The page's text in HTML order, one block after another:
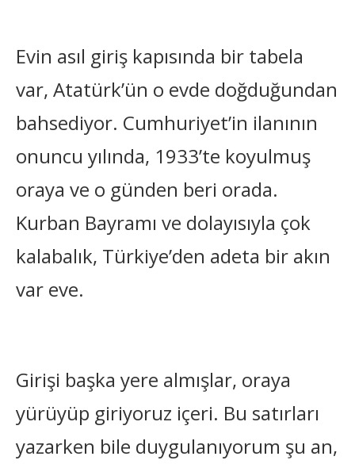
Evin asıl giriş kapısında bir tabela
var, Atatürk’ün o evde doğduğundan
bahsediyor. Cumhuriyet’in ilanının
onuncu yılında, 1933’te koyulmuş
oraya ve o günden beri orada.
Kurban Bayramı ve dolayısıyla çok
kalabalık, Türkiye’den adeta bir akın
var eve.
Girişi başka yere almışlar, oraya
yürüyüp giriyoruz içeri. Bu satırları
yazarken bile duygulanıyorum şu an,